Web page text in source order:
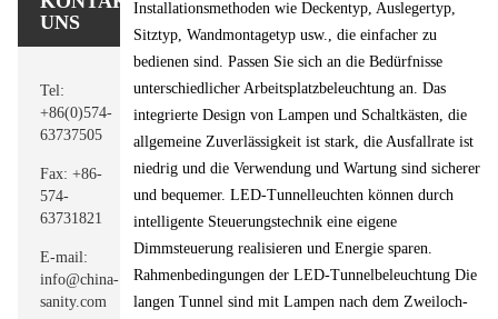
UNS
Tel:
+86(0)574-
63737505
Fax: +86-
574-
63731821
E-mail:
info@china-
sanity.com
Installationsmethoden wie Deckentyp, Auslegertyp,
Sitztyp, Wandmontagetyp usw., die einfacher zu
bedienen sind. Passen Sie sich an die Bedürfnisse
unterschiedlicher Arbeitsplatzbeleuchtung an. Das
integrierte Design von Lampen und Schaltkästen, die
allgemeine Zuverlässigkeit ist stark, die Ausfallrate ist
niedrig und die Verwendung und Wartung sind sicherer
und bequemer. LED-Tunnelleuchten können durch
intelligente Steuerungstechnik eine eigene
Dimmsteuerung realisieren und Energie sparen.
Rahmenbedingungen der LED-Tunnelbeleuchtung Die
langen Tunnel sind mit Lampen nach dem Zweiloch-